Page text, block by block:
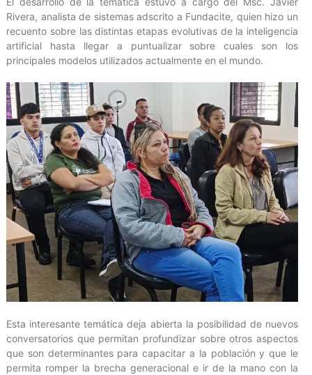
Rivera, analista de sistemas adscrito a Fundacite, quien hizo un
recuento sobre las distintas etapas evolutivas de la inteligencia
artificial hasta llegar a puntualizar sobre cuales son los
principales modelos utilizados actualmente en el mundo.
‎Esta interesante temática deja abierta la posibilidad de nuevos
conversatorios que permitan profundizar sobre otros aspectos
que son determinantes para capacitar a la población y que le
permita romper la brecha generacional e ir de la mano con la